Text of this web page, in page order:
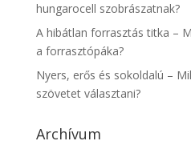
hungarocell szobrászatnak?
A hibátlan forrasztás titka –
a forrasztópáka?
Nyers, erős és sokoldalú –
szövetet választani?
Archívum